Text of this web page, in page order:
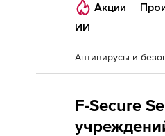
Акции
ИИ
Антивирусы и
F-Secure